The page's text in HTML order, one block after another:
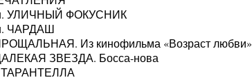
УЛИЧНЫЙ ФОКУСНИК
ЧАРДАШ
Из кинофильма «Возраст любви»
ЗВЕЗДА. Босса-нова
ТАРАНТЕЛЛА